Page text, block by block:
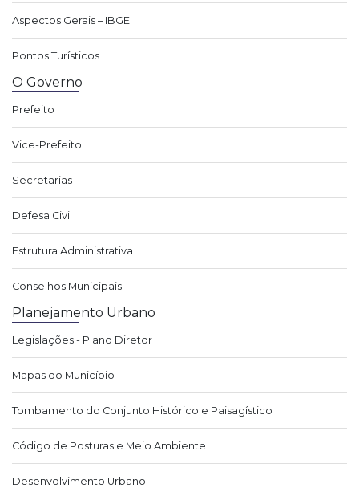
Aspectos Gerais – IBGE
Pontos Turísticos
O Governo
Prefeito
Vice-Prefeito
Secretarias
Defesa Civil
Estrutura Administrativa
Conselhos Municipais
Planejamento Urbano
Legislações - Plano Diretor
Mapas do Município
Tombamento do Conjunto Histórico e Paisagístico
Código de Posturas e Meio Ambiente
Desenvolvimento Urbano